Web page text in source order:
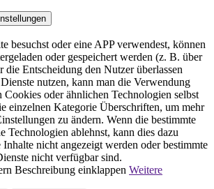
besuchst oder eine APP verwendest, können
oder gespeichert werden (z. B. über
Entscheidung den Nutzer überlassen
nutzen, kann man die Verwendung
Cookies oder ähnlichen Technologien selbst
einzelnen Kategorie Überschriften, um mehr
zu ändern. Wenn die bestimmte
Technologien ablehnst, kann dies dazu
nicht angezeigt werden oder bestimmte
nicht verfügbar sind.
Beschreibung einklappen Weitere